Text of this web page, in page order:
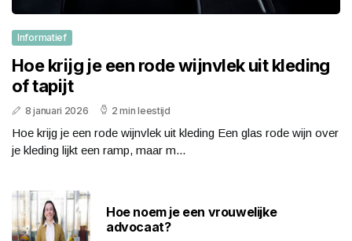
Informatief
Hoe krijg je een rode wijnvlek uit kleding
of tapijt
8 januari 2026 2 min leestijd
Hoe krijg je een rode wijnvlek uit kleding Een glas rode wijn over
je kleding lijkt een ramp, maar m...
Hoe noem je een vrouwelijke
advocaat?